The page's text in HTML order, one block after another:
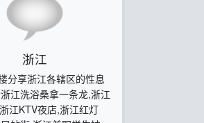
浙江
分享浙江各辖区的性息
江洗浴桑拿一条龙,浙江
江KTV夜店,浙江红灯